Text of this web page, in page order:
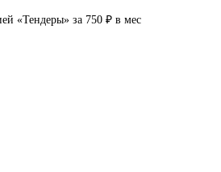
«Тендеры» за 750 ₽ в мес